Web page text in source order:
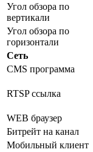
Угол обзора по
вертикали
Угол обзора по
горизонтали
Сеть
CMS программа
RTSP ссылка
WEB браузер
Битрейт на канал
Мобильный клиент